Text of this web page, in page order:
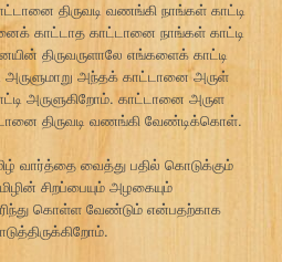
திருவடி வணங்கி நாங்கள் காட்டி
காட்டாத காட்டானை நாங்கள் காட்டி
திருவருளாலே எங்களைக் காட்டி
அந்தக் காட்டானை அருள்
அருளுகிறோம். காட்டானை அருள
திருவடி வணங்கி வேண்டிக்கொள்.
வார்த்தை வைத்து பதில் கொடுக்கும்
சிறப்பையும் அழகையும்
கொள்ள வேண்டும் என்பதற்காக